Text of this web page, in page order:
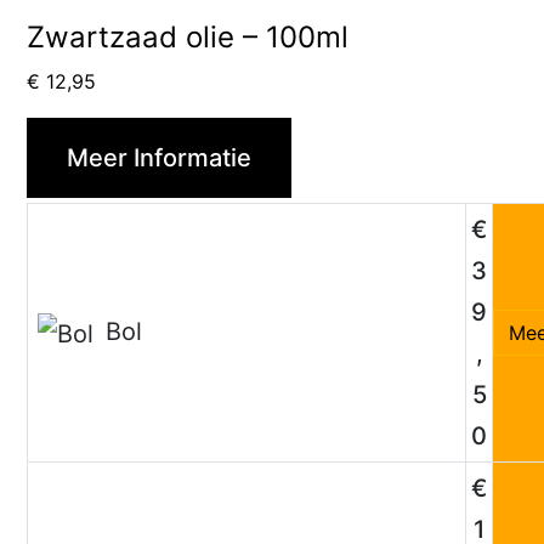
Zwartzaad olie – 100ml
€ 12,95
Meer Informatie
Bol
€
3
9
,
5
0
€
1